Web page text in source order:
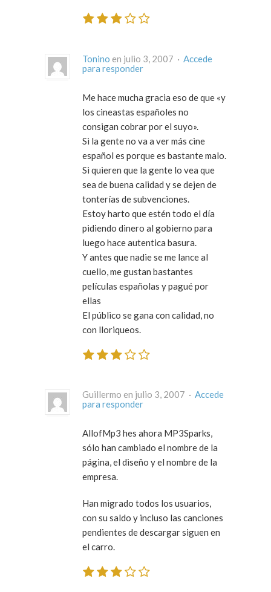
Tonino en julio 3, 2007 · Accede
para responder
Me hace mucha gracia eso de que «y
los cineastas españoles no
consigan cobrar por el suyo».
Si la gente no va a ver más cine
español es porque es bastante malo.
Si quieren que la gente lo vea que
sea de buena calidad y se dejen de
tonterías de subvenciones.
Estoy harto que estén todo el día
pidiendo dinero al gobierno para
luego hace autentica basura.
Y antes que nadie se me lance al
cuello, me gustan bastantes
películas españolas y pagué por
ellas
El público se gana con calidad, no
con lloriqueos.
Guillermo en julio 3, 2007 · Accede
para responder
AllofMp3 hes ahora MP3Sparks,
sólo han cambiado el nombre de la
página, el diseño y el nombre de la
empresa.
Han migrado todos los usuarios,
con su saldo y incluso las canciones
pendientes de descargar siguen en
el carro.